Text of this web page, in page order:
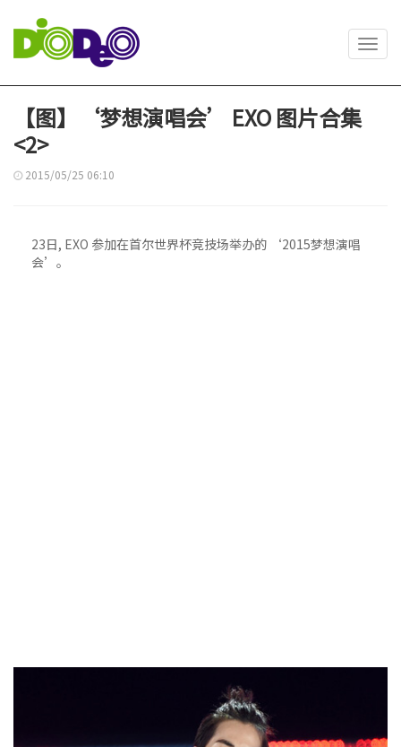
【图】‘梦想演唱会’ EXO 图片合集
<2>
2015/05/25 06:10
23日, EXO 参加在首尔世界杯竞技场举办的 ‘2015梦想演唱
会’。